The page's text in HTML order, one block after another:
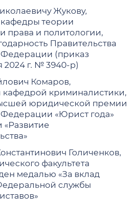
Жукову,
теории
права и политологии,
Правительства
(приказ
2024 г. № 3940-р)
Комаров,
криминалистики,
юридической премии
«Юрист года»
Голиченков,
факультета
медалью «За вклад
службы